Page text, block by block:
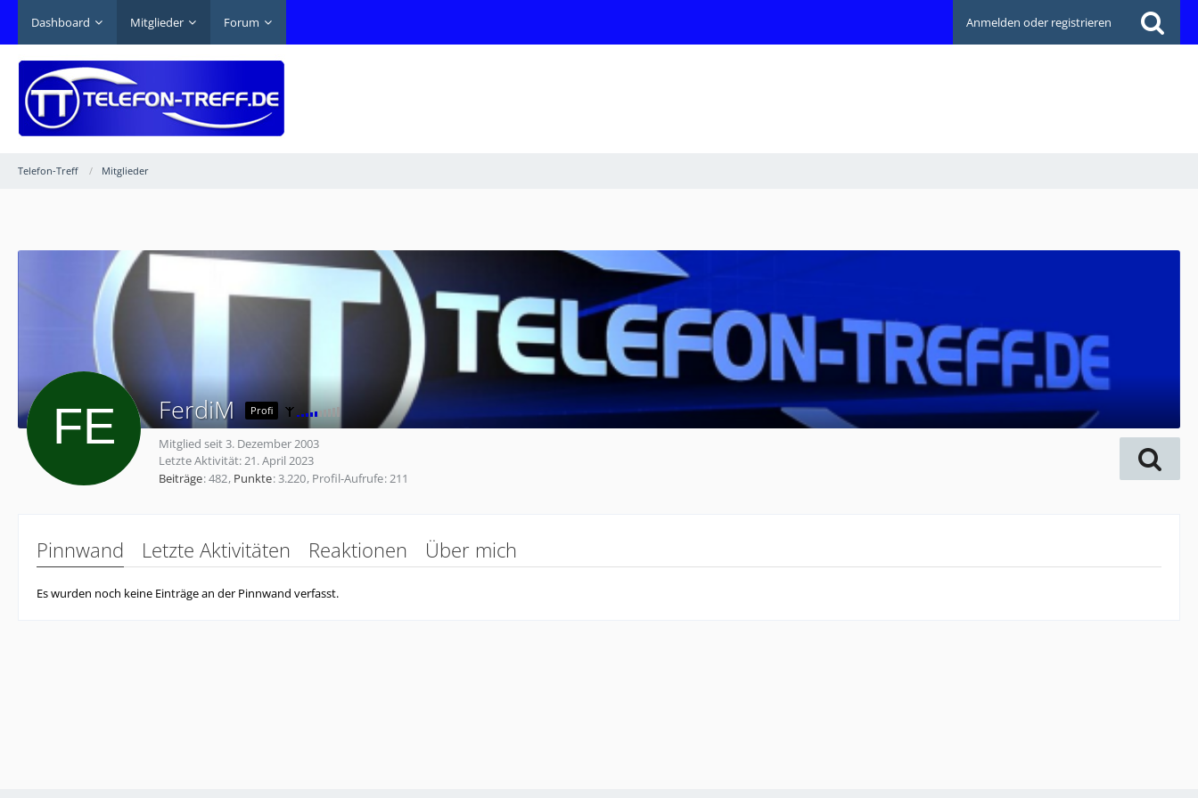
Dashboard Mitglieder Forum Anmelden oder registrieren
Telefon-Treff Mitglieder
FerdiM Profi
Mitglied seit 3. Dezember 2003
Letzte Aktivität:21. April 2023
Beiträge 482 Punkte 3.220 Profil-Aufrufe 211
Pinnwand Letzte Aktivitäten Reaktionen Über mich
Es wurden noch keine Einträge an der Pinnwand verfasst.